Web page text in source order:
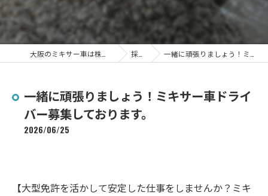
採用ブログ 一緒に頑張りましょう！ミキサー車ドライバー募集しております。
一緒に頑張りましょう！ミキサー車ドライ
バー募集しております。
2026/06/25
【大型免許を活かして安定した仕事をしませんか？ミキ